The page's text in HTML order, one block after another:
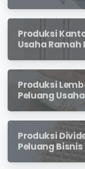
Diminati
Produksi
Usaha
Produksi
Peluang
yang
Produksi
Peluang
Permintaan